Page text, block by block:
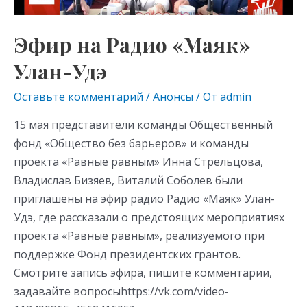
Эфир на Радио «Маяк»
Улан-Удэ
Оставьте комментарий /Анонсы / От admin
15 мая представители команды Общественный
фонд «Общество без барьеров» и команды
проекта «Равные равным» Инна Стрельцова,
Владислав Бизяев, Виталий Соболев были
приглашены на эфир радио Радио «Маяк» Улан-
Удэ, где рассказали о предстоящих мероприятиях
проекта «Равные равным», реализуемого при
поддержке Фонд президентских грантов.
Смотрите запись эфира, пишите комментарии,
задавайте вопросыhttps://vk.com/video-